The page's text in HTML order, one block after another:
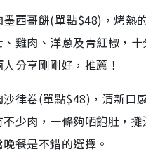
墨西哥餅(單點$48)，烤熱
、雞肉、洋蔥及青紅椒，
分享剛剛好，推薦！
沙律卷(單點$48)，清新口
不少肉，一條夠哂飽肚，
餐是不錯的選擇。